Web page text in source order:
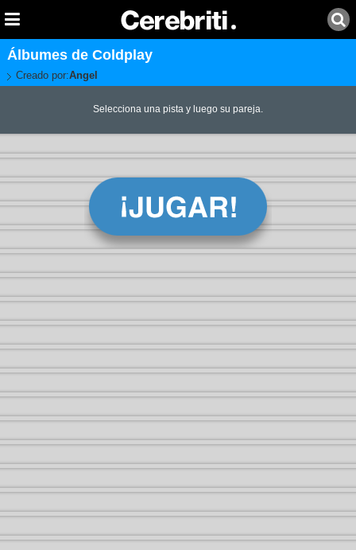
Álbumes de Coldplay
Creado por:Angel
Selecciona una pista y luego su pareja.